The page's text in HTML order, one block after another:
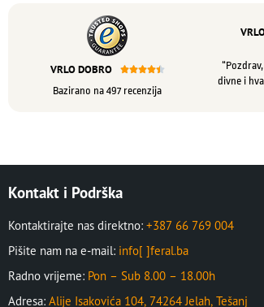
VRLO DOBRO 
Bazirano na 497 recenzija
divne i
Kontakt i Podrška
Kontaktirajte nas direktno: +387 66 769 004
Pišite nam na e-mail: info[ ]feral.ba
Radno vrijeme: Pon – Sub 8.00 – 18.00h
Adresa: Alije Isakovića 104, 74264 Jelah, Tešanj